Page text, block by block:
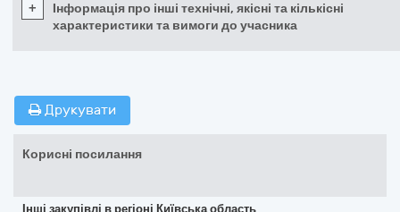
+
Інформація про інші технічні, якісні та кількісні
характеристики та вимоги до учасника
Друкувати
Корисні посилання
Інші закупівлі в регіоні Київська область